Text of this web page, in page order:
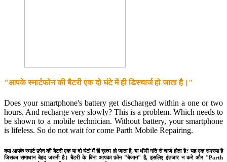
"आपके स्मार्टफोन की बैटरी एक दो घंटे में ही डिस्चार्ज हो जाता है।"
Does your smartphone's battery get discharged within a one or two
hours. And recharge very slowly? This is a problem. Which needs to
be shown to a mobile technician. Without battery, your smartphone
is lifeless. So do not wait for come Parth Mobile Repairing.
क्या आपके स्मार्ट फ़ोन की बैटरी एक या दो घंटो में ही ख़त्म हो जाता है, या धीमी गति से चार्ज होता है? यह एक समस्या है
जिसका समाधान बेहद जरुरी है। बैटरी के बिना आपका फ़ोन "बेजान" है, इसलिए इंतजार न करे और "Parth